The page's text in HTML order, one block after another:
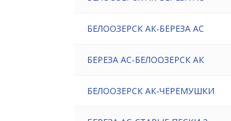
БЕЛООЗЕРСК АК-БЕРЕЗА АС
БЕРЕЗА АС-БЕЛООЗЕРСК АК
БЕЛООЗЕРСК АК-ЧЕРЕМУШКИ